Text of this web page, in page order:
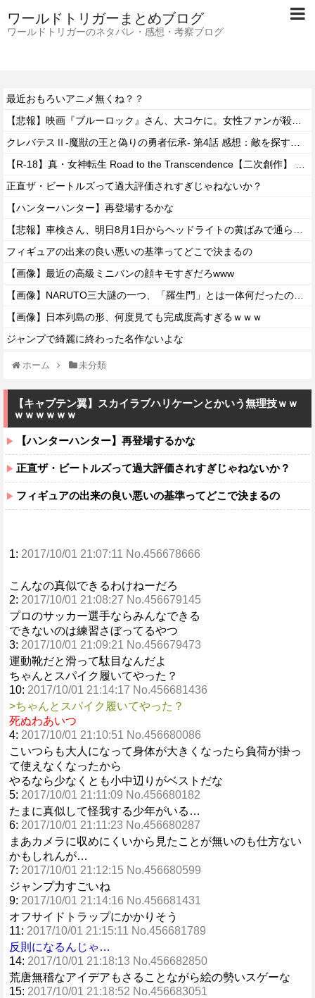
ワールドトリガーまとめブログ
ワールドトリガーのネタバレ・感想・考察ブログ
最近おもろいアニメ無くね？？
正直ザ・ビートルズって過大評価されすぎじゃねないか？
【ハンターハンター】再登場するかな
フィギュアの出来の良い悪いの基準ってどこで決まるの
【画像】最近の高級ミニバンの顔キモすぎだろwww
【画像】日本列島の形、何度見ても完成度高すぎるｗｗｗ
ジャンプで綺麗に終わった名作ないよな
ホーム 未分類
【キャプテン翼】スカイラブハリケーンとかいう無理技ｗｗ
ｗｗｗｗｗｗ
【ハンターハンター】再登場するかな
正直ザ・ビートルズって過大評価されすぎじゃねないか？
フィギュアの出来の良い悪いの基準ってどこで決まるの
1: 2017/10/01 21:07:11 No.456678666
こんなの真似できるわけねーだろ
2: 2017/10/01 21:08:27 No.456679145
プロのサッカー選手ならみんなできる
できないのは練習さぼってるやつ
3: 2017/10/01 21:09:21 No.456679473
運動靴だと滑って駄目なんだよ
ちゃんとスパイク履いてやった？
10: 2017/10/01 21:14:17 No.456681436
>ちゃんとスパイク履いてやった？
死ぬわあいつ
4: 2017/10/01 21:10:51 No.456680086
こいつらも大人になって身体が大きくなったら負荷が掛っ
て使えなくなったから
やるなら少なくとも小中辺りがベストだな
5: 2017/10/01 21:11:09 No.456680182
たまに真似して怪我する少年がいる…
6: 2017/10/01 21:11:23 No.456680287
まあカメラに収めにくいから見たことが無いのも仕方ない
かもしれんが…
7: 2017/10/01 21:12:15 No.456680599
ジャンプ力すごいね
9: 2017/10/01 21:14:16 No.456681431
オフサイドトラップにかかりそう
11: 2017/10/01 21:15:11 No.456681789
反則になるんじゃ…
14: 2017/10/01 21:18:13 No.456682850
荒唐無稽なアイデアもさることながら絵の勢いスゲーな
15: 2017/10/01 21:18:52 No.456683051